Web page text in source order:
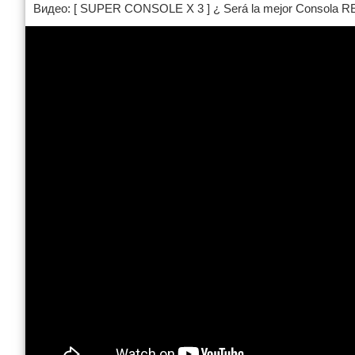
Видео: [ SUPER CONSOLE X 3 ] ¿ Será la mejor Consola